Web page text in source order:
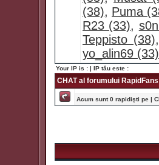
(38), Puma
R23 (33),
Teppisto (38)
yo_alin69 (33)
Your IP is : | IP tău este :
CHAT al forumului RapidFans
Acum sunt 0 rapidişti pe |